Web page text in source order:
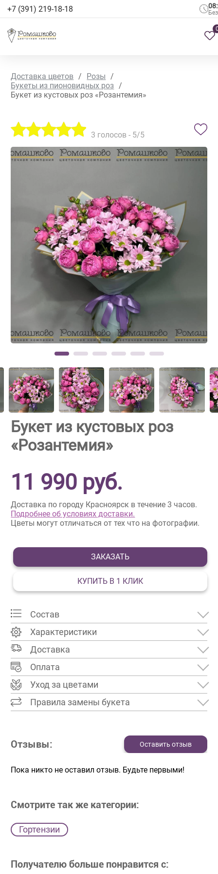
+7 (391) 219-18-18
Доставка цветов / Розы
/
Букеты из пионовидных роз /
Букет из кустовых роз «Розантемия»
3 голосов - 5/5
Букет из кустовых роз
«Розантемия»
11 990 руб.
Доставка по городу Красноярск в течение 3 часов.
Подробнее об условиях доставки.
Цветы могут отличаться от тех что на фотографии.
ЗАКАЗАТЬ
КУПИТЬ В 1 КЛИК
Состав
Характеристики
Доставка
Оплата
Уход за цветами
Правила замены букета
Отзывы: Оставить отзыв
Пока никто не оставил отзыв. Будьте первыми!
Смотрите так же категории:
Гортензии
Получателю больше понравится с: